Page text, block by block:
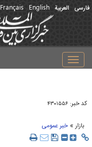
فارسی العربیة English
Français
Toggle
navigation
کد خبر: ۴۳۰۱۵۵۶
بازار» خبر عمومی